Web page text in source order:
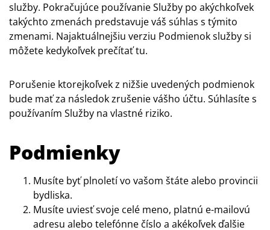
služby. Pokračujúce používanie Služby po akýchkoľvek
takýchto zmenách predstavuje váš súhlas s týmito
zmenami. Najaktuálnejšiu verziu Podmienok služby si
môžete kedykoľvek prečítať tu.
Porušenie ktorejkoľvek z nižšie uvedených podmienok
bude mať za následok zrušenie vášho účtu. Súhlasíte s
používaním Služby na vlastné riziko.
Podmienky
Musíte byť plnoletí vo vašom štáte alebo provincii
bydliska.
Musíte uviesť svoje celé meno, platnú e-mailovú
adresu alebo telefónne číslo a akékoľvek ďalšie